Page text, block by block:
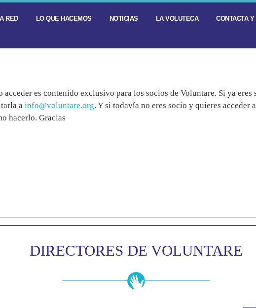
RED LO QUE HACEMOS NOTICIAS LA VOLUTECA CONTACTA Y
acceder es contenido exclusivo para los socios de Voluntare. Si ya
a info@voluntare.org. Y si todavía no eres socio y quieres acceder
hacerlo. Gracias
DIRECTORES DE VOLUNTARE